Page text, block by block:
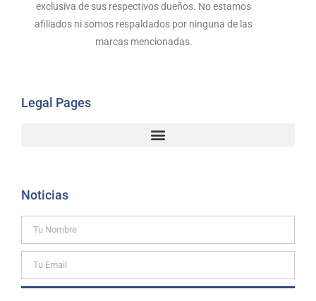
exclusiva de sus respectivos dueños. No estamos
afiliados ni somos respaldados por ninguna de las
marcas mencionadas.
Legal Pages
Noticias